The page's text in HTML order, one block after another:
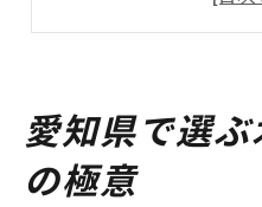
基礎工事が木造
耐震性を高める
愛知県で選
の極意